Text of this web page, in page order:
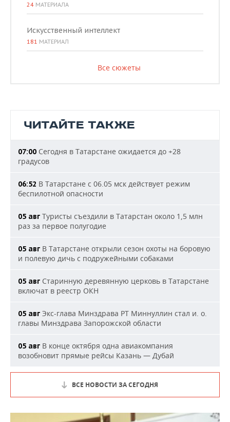
24 МАТЕРИАЛА
Искусственный интеллект
181 МАТЕРИАЛ
Все сюжеты
ЧИТАЙТЕ ТАКЖЕ
07:00 Сегодня в Татарстане ожидается до +28
градусов
06:52 В Татарстане с 06.05 мск действует режим
беспилотной опасности
05 авг Туристы съездили в Татарстан около 1,5 млн
раз за первое полугодие
05 авг В Татарстане открыли сезон охоты на боровую
и полевую дичь с подружейными собаками
05 авг Старинную деревянную церковь в Татарстане
включат в реестр ОКН
05 авг Экс-глава Минздрава РТ Миннуллин стал и. о.
главы Минздрава Запорожской области
05 авг В конце октября одна авиакомпания
возобновит прямые рейсы Казань — Дубай
ВСЕ НОВОСТИ ЗА СЕГОДНЯ